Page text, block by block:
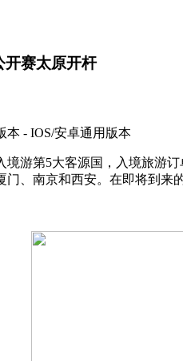
开赛太原开杆
- IOS/安卓通用版本
5大客源国，入境旅游订单
、南京和西安。在即将到来